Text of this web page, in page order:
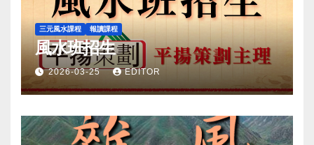
三元風水課程 報讀課程
風水班招生
2026-03-25 EDITOR